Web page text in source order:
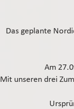
Das geplante
Am
Mit unseren drei